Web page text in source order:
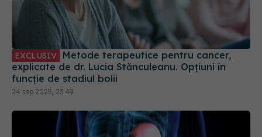
EXCLUSIV Metode terapeutice pentru cancer,
explicate de dr. Lucia Stănculeanu. Opțiuni în
funcție de stadiul bolii
24 sep 2025, 23:49